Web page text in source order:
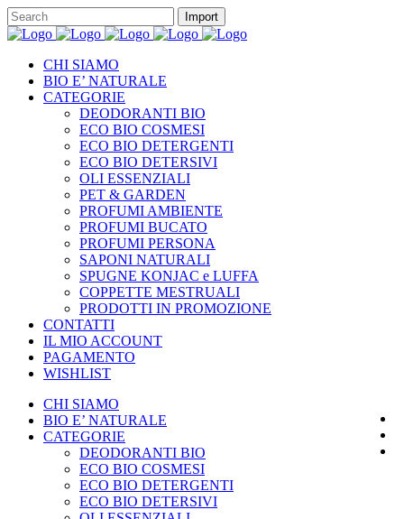
CHI SIAMO
BIO E’ NATURALE
CATEGORIE
DEODORANTI BIO
ECO BIO COSMESI
ECO BIO DETERGENTI
ECO BIO DETERSIVI
OLI ESSENZIALI
PET & GARDEN
PROFUMI AMBIENTE
PROFUMI BUCATO
PROFUMI PERSONA
SAPONI NATURALI
SPUGNE KONJAC e LUFFA
COPPETTE MESTRUALI
PRODOTTI IN PROMOZIONE
CONTATTI
IL MIO ACCOUNT
PAGAMENTO
WISHLIST
CHI SIAMO
BIO E’ NATURALE
CATEGORIE
DEODORANTI BIO
ECO BIO COSMESI
ECO BIO DETERGENTI
ECO BIO DETERSIVI